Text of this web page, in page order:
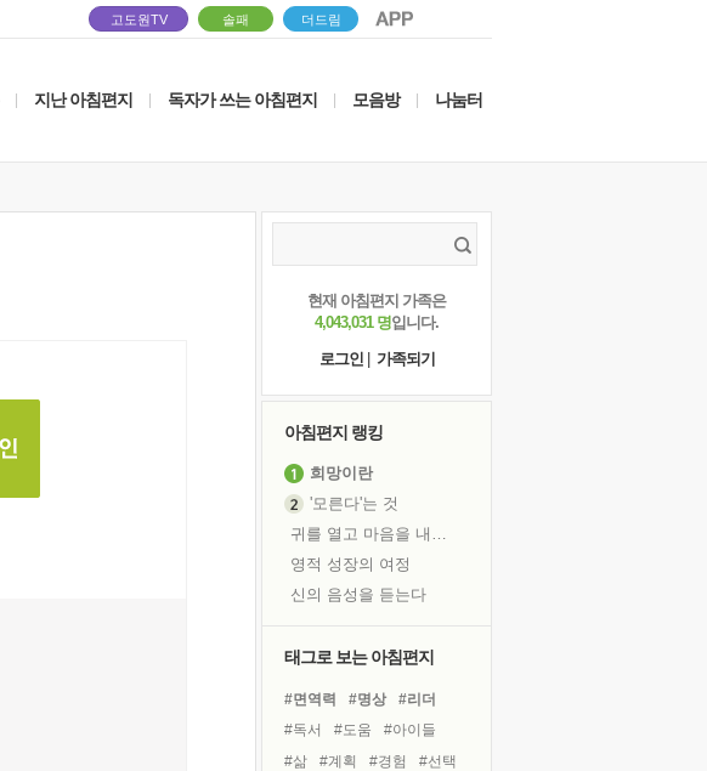
고도원TV 솔패 더드림
지난 아침편지 독자가 쓰는 아침편지 모음방 나눔터
현재 아침편지 가족은
4,043,031 명입니다.
로그인
가족되기
아침편지 랭킹
희망이란
'모른다'는 것
귀를 열고 마음을 내어주고
영적 성장의 여정
신의 음성을 듣는다
극과 극의 양 끝단
태그로 보는 아침편지
#면역력 #명상
#리더
#독서
#도움
#아이들
#삶
#계획 #경험
#선택